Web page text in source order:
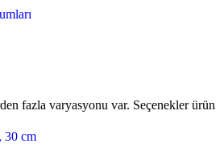
fazla varyasyonu var. Seçenekler ürün
, 30 cm